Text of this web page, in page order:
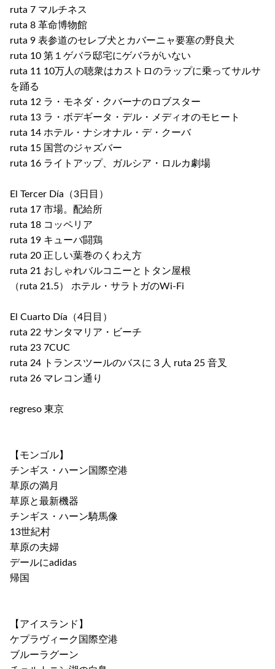
ruta 7 マルチネス
ruta 8 革命博物館
ruta 9 表参道のセレブ犬とカバーニャ要塞の野良犬
ruta 10 第１ゲバラ邸宅にゲバラがいない
ruta 11 10万人の聴衆はカストロのラップに乗ってサルサ
を踊る
ruta 12 ラ・モネダ・クバーナのロブスター
ruta 13 ラ・ボデギータ・デル・メディオのモヒート
ruta 14 ホテル・ナシオナル・デ・クーバ
ruta 15 国営のジャズバー
ruta 16 ライトアップ、ガルシア・ロルカ劇場
El Tercer Día（3日目）
ruta 17 市場。配給所
ruta 18 コッペリア
ruta 19 キューバ闘鶏
ruta 20 正しい葉巻のくわえ方
ruta 21 おしゃれバルコニーとトタン屋根
（ruta 21.5） ホテル・サラトガのWi-Fi
El Cuarto Día（4日目）
ruta 22 サンタマリア・ビーチ
ruta 23 7CUC
ruta 24 トランスツールのバスに３人 ruta 25 音叉
ruta 26 マレコン通り
regreso 東京
【モンゴル】
チンギス・ハーン国際空港
草原の満月
草原と最新機器
チンギス・ハーン騎馬像
13世紀村
草原の夫婦
デールにadidas
帰国
【アイスランド】
ケプラヴィーク国際空港
ブルーラグーン